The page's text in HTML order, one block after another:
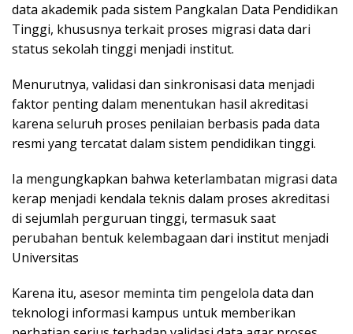
data akademik pada sistem Pangkalan Data Pendidikan
Tinggi, khususnya terkait proses migrasi data dari
status sekolah tinggi menjadi institut.
Menurutnya, validasi dan sinkronisasi data menjadi
faktor penting dalam menentukan hasil akreditasi
karena seluruh proses penilaian berbasis pada data
resmi yang tercatat dalam sistem pendidikan tinggi.
Ia mengungkapkan bahwa keterlambatan migrasi data
kerap menjadi kendala teknis dalam proses akreditasi
di sejumlah perguruan tinggi, termasuk saat
perubahan bentuk kelembagaan dari institut menjadi
Universitas
Karena itu, asesor meminta tim pengelola data dan
teknologi informasi kampus untuk memberikan